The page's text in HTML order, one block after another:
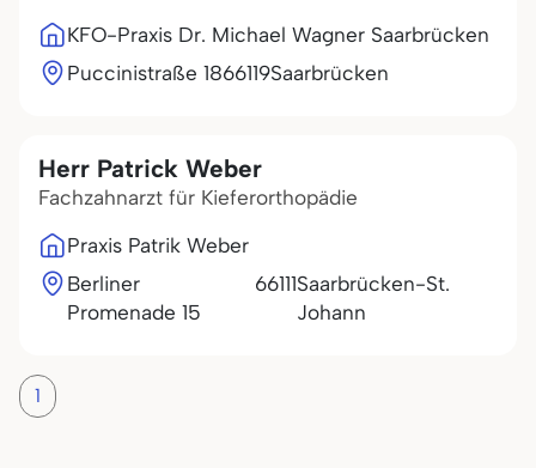
KFO-Praxis Dr. Michael Wagner Saarbrücken
Puccinistraße 1866119Saarbrücken
Herr Patrick Weber
Fachzahnarzt für Kieferorthopädie
Praxis Patrik Weber
Berliner
Promenade 15
66111Saarbrücken-St.
Johann
1